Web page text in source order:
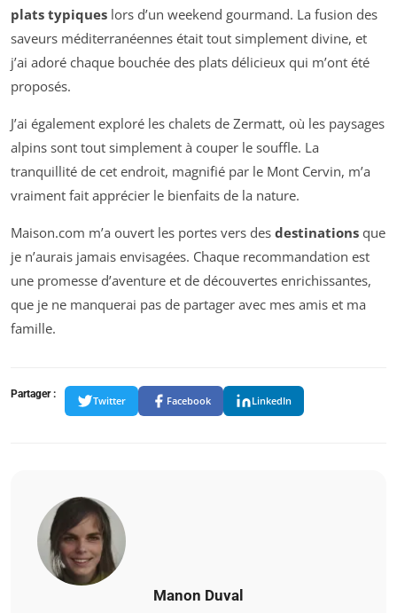
plats typiques lors d’un weekend gourmand. La fusion des
saveurs méditerranéennes était tout simplement divine, et
j’ai adoré chaque bouchée des plats délicieux qui m’ont été
proposés.
J’ai également exploré les chalets de Zermatt, où les paysages
alpins sont tout simplement à couper le souffle. La
tranquillité de cet endroit, magnifié par le Mont Cervin, m’a
vraiment fait apprécier le bienfaits de la nature.
Maison.com m’a ouvert les portes vers des destinations que
je n’aurais jamais envisagées. Chaque recommandation est
une promesse d’aventure et de découvertes enrichissantes,
que je ne manquerai pas de partager avec mes amis et ma
famille.
Partager :
Twitter Facebook LinkedIn
Manon Duval